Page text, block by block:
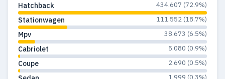
1969 55 33
1968 63 27
1967 27
1966 40 26
Hatchback 434.607 (72.9%)
Stationwagen 111.552 (18.7%)
Mpv 38.673 (6.5%)
Cabriolet 5.080 (0.9%)
Coupe 2.690 (0.5%)